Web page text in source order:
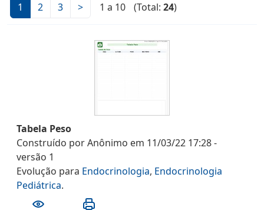
1 2 3 > 1 a 10 (Total: 24)
Tabela Peso
Construído porAnônimo em 11/03/22 17:28-
versão 1
Evolução para Endocrinologia, Endocrinologia
Pediátrica.